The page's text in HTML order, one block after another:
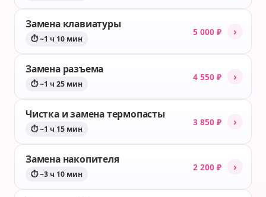
Замена клавиатуры
⏱ ~1 ч 10 мин
5 000 ₽ ›
Замена разъема
⏱ ~1 ч 25 мин
4 550 ₽ ›
Чистка и замена термопасты
⏱ ~1 ч 15 мин
3 850 ₽ ›
Замена накопителя
⏱ ~3 ч 10 мин
2 200 ₽ ›